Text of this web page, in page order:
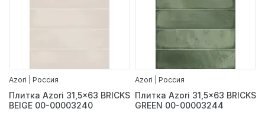
Azori | Россия
Плитка Azori 31,5x63 BRICKS
BEIGE 00-00003240
Azori | Россия
Плитка Azori 31,5x63 BRICKS
GREEN 00-00003244